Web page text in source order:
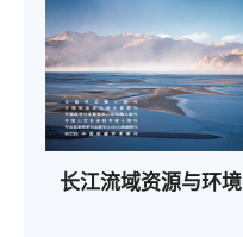
长江流域资源与环境